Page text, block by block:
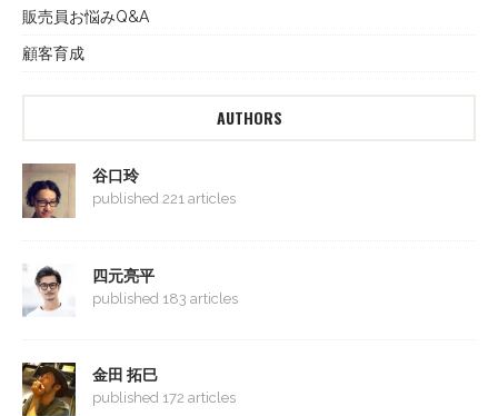
販売員お悩みQ&A
顧客育成
AUTHORS
谷口玲
published 221 articles
四元亮平
published 183 articles
金田 拓巳
published 172 articles